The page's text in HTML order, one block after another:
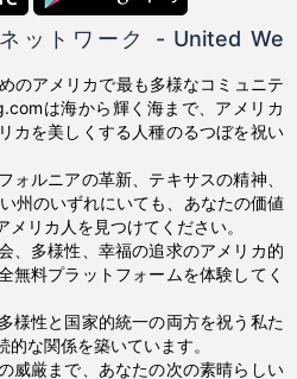
ットワーク - United We
のアメリカで最も多様なコミュニテ
は海から輝く海まで、アメリカ
カを美しくする人種のるつぼを祝い
ォルニアの革新、テキサスの精神、
州のいずれにいても、あなたの価値
リカ人を見つけてください。
、多様性、幸福の追求のアメリカ的
無料プラットフォームを体験してく
様性と国家的統一の両方を祝う私た
な関係を築いています。
威厳まで、あなたの次の素晴らしい